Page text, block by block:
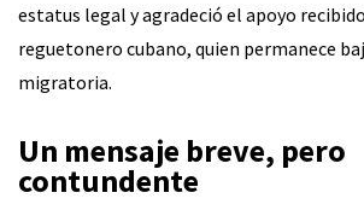
estatus legal y agradeció el apoyo
reguetonero cubano, quien permanece
migratoria.
Un mensaje breve, pero
contundente